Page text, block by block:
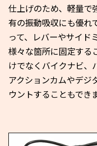
仕上げのため、軽量で
有の振動吸収にも優れ
って、レバーやサイド
様々な箇所に固定する
けでなくバイクナビ、
アクションカムやデジ
ウントすることもでき